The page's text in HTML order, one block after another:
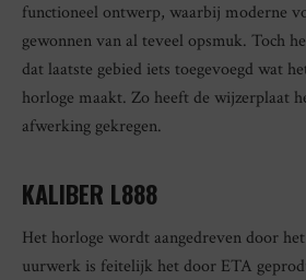
functioneel ontwerp, waarbij moderne
gewonnen van al teveel opsmuk. Toch
dat laatste gebied iets toegevoegd wat
horloge maakt. Zo heeft de wijzerplaat
afwerking gekregen.
KALIBER L888
Het horloge wordt aangedreven door
uurwerk is feitelijk het door ETA